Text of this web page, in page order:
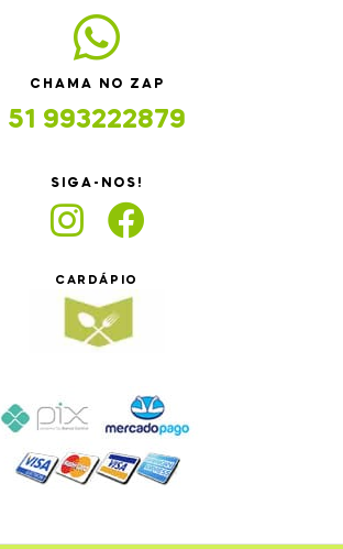
CHAMA NO ZAP
51 993222879
SIGA-NOS!
CARDÁPIO